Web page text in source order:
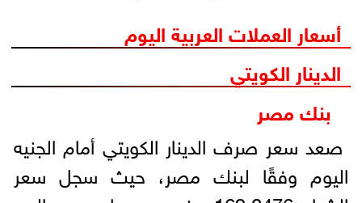
أسعار العملات العربية اليوم
الدينار الكويتي
بنك مصر
صعد سعر صرف الدينار الكويتي أمام الجنيه
اليوم وفقًا لبنك مصر، حيث سجل سعر